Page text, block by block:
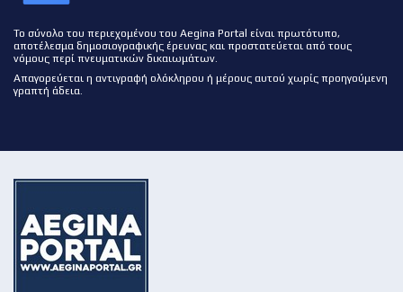
Το σύνολο του περιεχομένου του Aegina Portal είναι πρωτότυπο,
αποτέλεσμα δημοσιογραφικής έρευνας και προστατεύεται από τους
νόμους περί πνευματικών δικαιωμάτων.
Απαγορεύεται η αντιγραφή ολόκληρου ή μέρους αυτού χωρίς προηγούμενη
γραπτή άδεια.